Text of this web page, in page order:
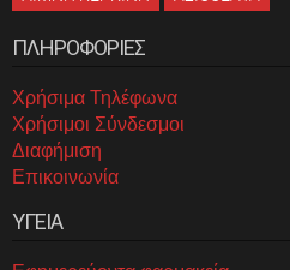
ΠΛΗΡΟΦΟΡΙΕΣ
Χρήσιμα Τηλέφωνα
Χρήσιμοι Σύνδεσμοι
Διαφήμιση
Επικοινωνία
ΥΓΕΙΑ